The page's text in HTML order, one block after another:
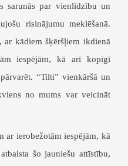
sarunās par vienlīdzību un
risinājumu meklēšanā.
ar kādiem šķēršļiem ikdienā
iespējām, kā arī kopīgi
“Tilti” vienkāršā un
no mums var veicināt
ar ierobežotām iespējām, kā
šo jauniešu attīstību,